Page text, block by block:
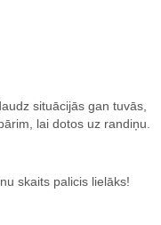
situācijās gan tuvās,
lai dotos uz randiņu.
skaits palicis lielāks!